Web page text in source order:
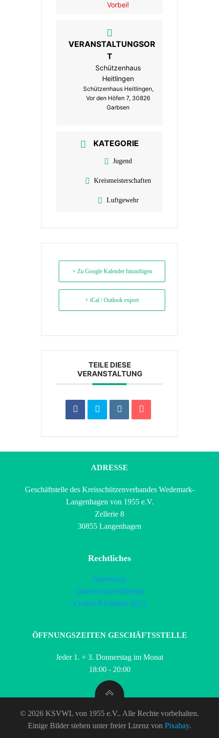
Vorbei!
VERANSTALTUNGSOR
T
Schützenhaus
Heitlingen
Schützenhaus Heitlingen,
Vor den Höfen 7, 30826
Garbsen
KATEGORIE
Jugend
Kreismeisterschaften
Luftgewehr
+ Zu Google Kalender hinzufügen
+ iCal / Outlook export
TEILE DIESE
VERANSTALTUNG
ADRESSE
Geschäftstelle des Kreisschützenverbandes Wedemark-
Langenhagen von 1955 e.V.
Zellerie 8
30855 Langenhagen
Rechtliches
Impressum
Datenschutzerklärung
Cookie-Richtlinie (EU)
ÖFFNUNGSZEITEN GESCHÄFTSSTELLE
Jeder 1. + 3. Donnerstag im Monat
18:00 - 20:00
© 2026 KSVWL von 1955 e.V.. Alle Rechte vorbehalten.
Einige Bilder stehen unter freier Lizenz von Pixabay.